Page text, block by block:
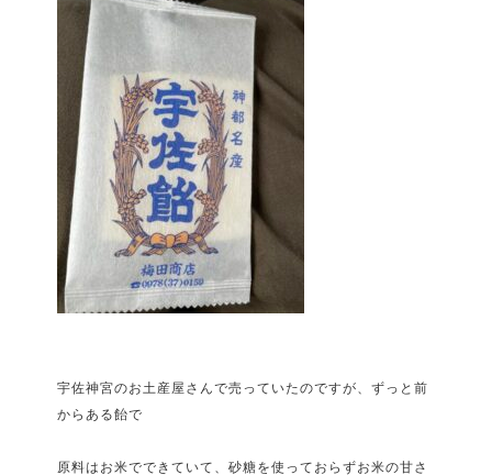
宇佐神宮のお土産屋さんで売っていたのですが、ずっと前
からある飴で
原料はお米でできていて、砂糖を使っておらずお米の甘さ